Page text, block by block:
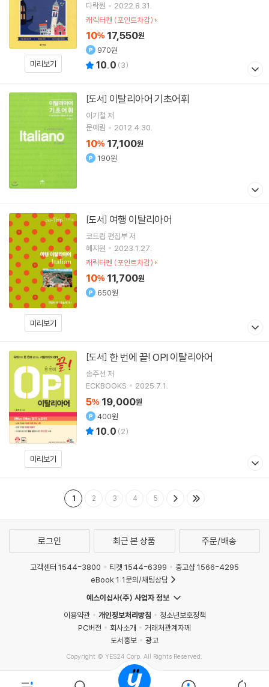
미리보기
다락원
2022.8.31.
캐릭터펜 (포인트차감)
10% 17,550원
970원
10.0 (3)
[도서] 이탈리아어 기초어휘
이기철 저
문예림
2012.4.30.
10% 17,100원
190원
미리보기
[도서] 여행 이탈리아어
코트립 편집부저
혜지원
2023.1.27.
캐릭터펜 (포인트차감)
10% 11,700원
650원
미리보기
[도서] 한 번에 끝! OPI 이탈리아어
송주선 저
ECKBOOKS
2025.7.1.
5% 19,000원
400원
10.0 (2)
1 2 3 4 5
로그인 최근 본 상품 주문/배송
고객센터 1544-3800 티켓 1544-6399
중고샵 1566-4295
eBook 1:1문의/채팅상담
예스이십사(주) 사업자 정보
이용약관
개인정보처리방침
청소년보호정책
PC버전
회사소개
거래처관계자께
도서홍보
광고
Copyright © YES24 Corp. All Rights Reserved.